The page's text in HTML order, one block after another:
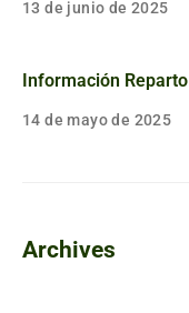
13 de junio de 2025
Información Reparto
14 de mayo de 2025
Archives